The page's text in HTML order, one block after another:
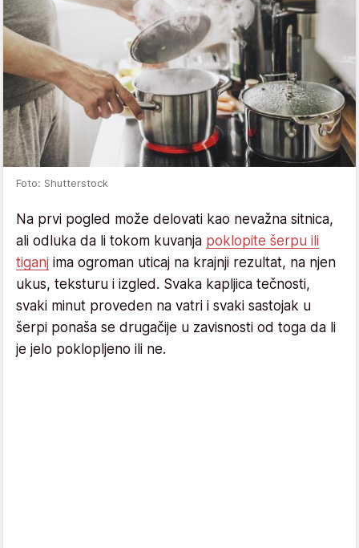
Foto: Shutterstock
Na prvi pogled može delovati kao nevažna sitnica,
ali odluka da li tokom kuvanja poklopite šerpu ili
tiganj ima ogroman uticaj na krajnji rezultat, na njen
ukus, teksturu i izgled. Svaka kapljica tečnosti,
svaki minut proveden na vatri i svaki sastojak u
šerpi ponaša se drugačije u zavisnosti od toga da li
je jelo poklopljeno ili ne.